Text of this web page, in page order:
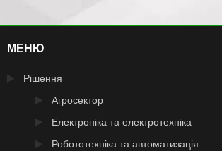
МЕНЮ
Рішення
Агросектор
Електроніка та електротехніка
Робототехніка та автоматизація